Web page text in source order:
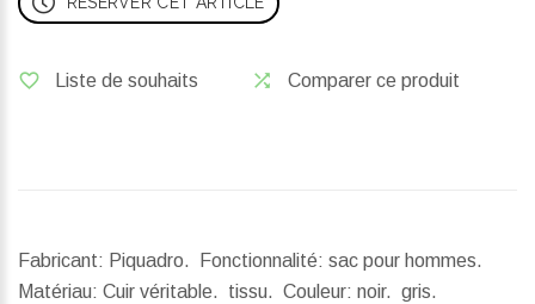
Liste de souhaits Comparer ce produit
Fabricant: Piquadro. Fonctionnalité: sac pour hommes.
Matériau: Cuir véritable. tissu. Couleur: noir. gris.